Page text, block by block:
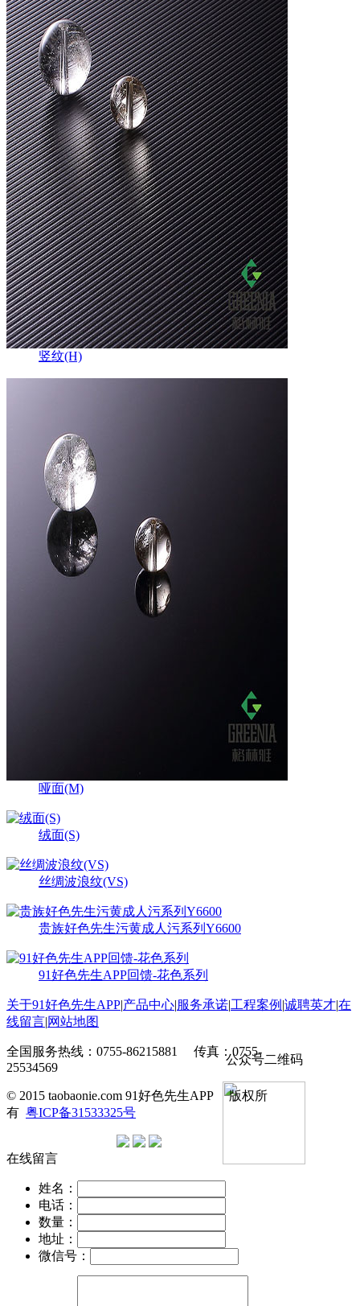
竖纹(H)
哑面(M)
绒面(S)
丝绸波浪纹(VS)
贵族好色先生污黄成人污系列Y6600
91好色先生APP回馈-花色系列
关于91好色先生APP|产品中心|服务承诺|工程案例 |诚聘英才|在
线留言|网站地图
公众号二维码
全国服务热线：0755-86215881 传真：0755-
25534569
© 2015 taobaonie.com 91好色先生APP 版权所
有 粤ICP备31533325号
在线留言
姓名：
电话：
数量：
地址：
微信号：